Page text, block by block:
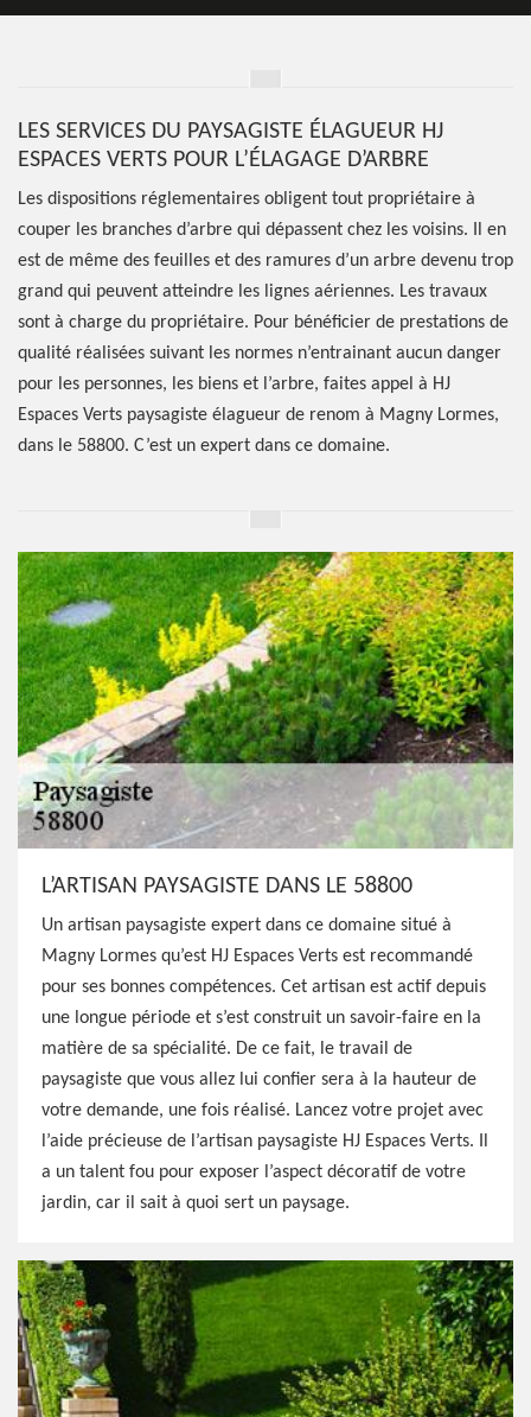
LES SERVICES DU PAYSAGISTE ÉLAGUEUR HJ
ESPACES VERTS POUR L’ÉLAGAGE D’ARBRE
Les dispositions réglementaires obligent tout propriétaire à
couper les branches d’arbre qui dépassent chez les voisins. Il en
est de même des feuilles et des ramures d’un arbre devenu trop
grand qui peuvent atteindre les lignes aériennes. Les travaux
sont à charge du propriétaire. Pour bénéficier de prestations de
qualité réalisées suivant les normes n’entrainant aucun danger
pour les personnes, les biens et l’arbre, faites appel à HJ
Espaces Verts paysagiste élagueur de renom à Magny Lormes,
dans le 58800. C’est un expert dans ce domaine.
L’ARTISAN PAYSAGISTE DANS LE 58800
Un artisan paysagiste expert dans ce domaine situé à
Magny Lormes qu’est HJ Espaces Verts est recommandé
pour ses bonnes compétences. Cet artisan est actif depuis
une longue période et s’est construit un savoir-faire en la
matière de sa spécialité. De ce fait, le travail de
paysagiste que vous allez lui confier sera à la hauteur de
votre demande, une fois réalisé. Lancez votre projet avec
l’aide précieuse de l’artisan paysagiste HJ Espaces Verts. Il
a un talent fou pour exposer l’aspect décoratif de votre
jardin, car il sait à quoi sert un paysage.